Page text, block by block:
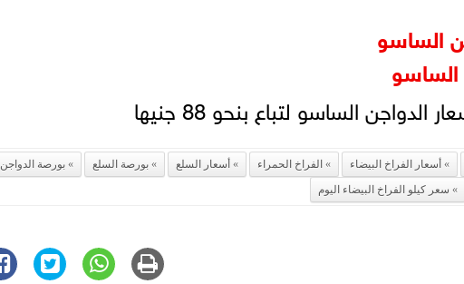
الساسو
الساسو
الدواجن الساسو لتباع بنحو 88 جنيها
أسعار الفراخ البيضاء الفراخ الحمراء أسعار السلع بورصة السلع
بورصة الدواجن
سعر كيلو الفراخ البيضاء اليوم